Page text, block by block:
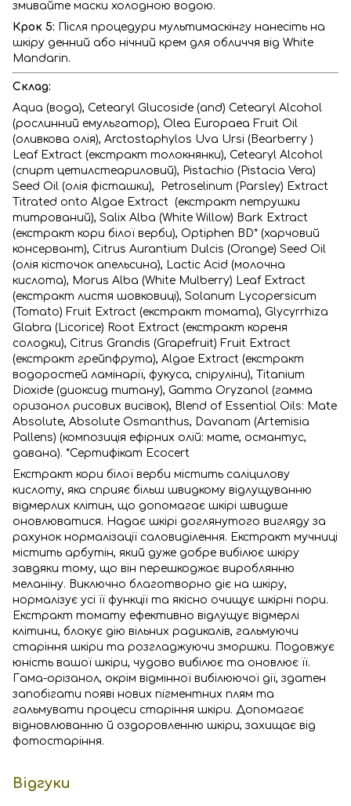
змивайте маски холодною водою.
Крок 5: Після процедури мультимаскінгу нанесіть на
шкіру денний або нічний крем для обличчя від White
Mandarin.
Склад:
Aqua (вода), Cetearyl Glucoside (and) Cetearyl Alcohol
(рослинний емульгатор), Olea Europaea Fruit Oil
(оливкова олія), Arctostaphylos Uva Ursi (Вearberry )
Leaf Extract (екстракт толокнянки), Cetearyl Alcohol
(спирт цетилстеариловий), Pistachio (Pistacia Vera)
Seed Oil (олія фісташки), Petroselinum (Parsley) Extract
Titrated onto Algae Extract (екстракт петрушки
титрований), Salix Alba (White Willow) Bark Extract
(екстракт кори білої верби), Optiphen BD* (харчовий
консервант), Citrus Aurantium Dulcis (Orange) Seed Oil
(олія кісточок апельсина), Lactic Acid (молочна
кислота), Morus Alba (White Mulberry) Leaf Extract
(екстракт листя шовковиці), Solanum Lycopersicum
(Tomato) Fruit Extract (екстракт томата), Glycyrrhiza
Glabra (Licorice) Root Extract (екстракт кореня
солодки), Citrus Grandis (Grapefruit) Fruit Extract
(екстракт грейпфрута), Algae Extract (екстракт
водоростей ламінарії, фукуса, спіруліни), Titanium
Dioxide (диоксид титану), Gamma Oryzanol (гамма
оризанол рисових висівок), Blend of Essential Oils: Mate
Аbsolute, Аbsolute Osmanthus, Davanam (Artemisia
Pallens) (композиція ефірних олій: мате, османтус,
давана). *Сертифікат Ecocert
Екстракт кори білої верби містить саліцилову
кислоту, яка сприяє більш швидкому відлущуванню
відмерлих клітин, що допомагає шкірі швидше
оновлюватися. Надає шкірі доглянутого вигляду за
рахунок нормалізації саловиділення. Екстракт мучниці
містить арбутін, який дуже добре вибілює шкіру
завдяки тому, що він перешкоджає вироблянню
меланіну. Виключно благотворно діє на шкіру,
нормалізує усі її функції та якісно очищує шкірні пори.
Екстракт томату ефективно відлущує відмерлі
клітини, блокує дію вільних радикалів, гальмуючи
старіння шкіри та розгладжуючи зморшки. Подовжує
юність вашої шкіри, чудово вибілює та оновлює її.
Гама-орізанол, окрім відмінної вибілюючої дії, здатен
запобігати появі нових пігментних плям та
гальмувати процеси старіння шкіри. Допомагає
відновлюванню й оздоровленню шкіри, захищає від
фотостаріння.
Відгуки